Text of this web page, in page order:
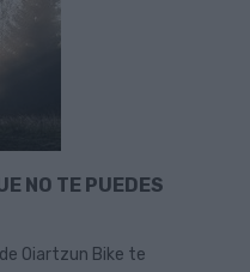
NO TE PUEDES
Oiartzun Bike te